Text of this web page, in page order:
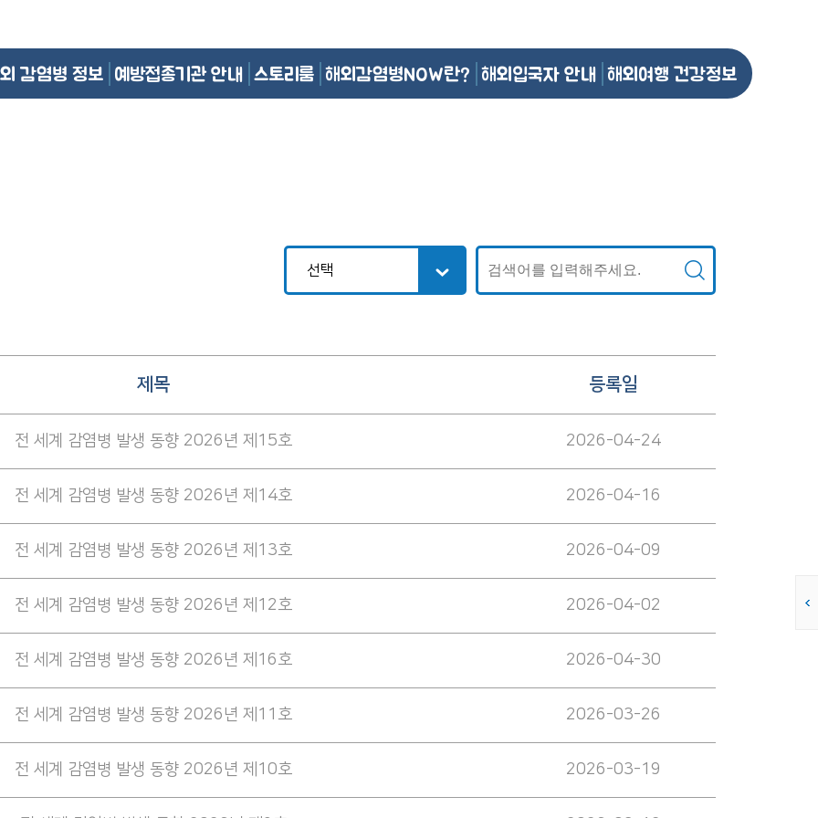
감염병 정보 예방접종기관 안내 스토리룸 해외감염병NOW란? 해외입국자 안내 해외여행 건강정보
제목 등록일
전 세계 감염병 발생 동향 2026년 제15호 2026-04-24
전 세계 감염병 발생 동향 2026년 제14호 2026-04-16
전 세계 감염병 발생 동향 2026년 제13호 2026-04-09
전 세계 감염병 발생 동향 2026년 제12호 2026-04-02
전 세계 감염병 발생 동향 2026년 제16호 2026-04-30
전 세계 감염병 발생 동향 2026년 제11호 2026-03-26
전 세계 감염병 발생 동향 2026년 제10호 2026-03-19